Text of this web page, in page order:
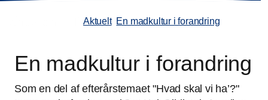
Aktuelt/ En madkultur i forandring
En madkultur i forandring
Som en del af efterårstemaet "Hvad skal vi ha’?"